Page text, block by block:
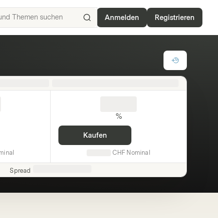
ISIN,
Basiswerte,
Anmelden Registrieren
%
Kaufen
CHF Nominal
Spread